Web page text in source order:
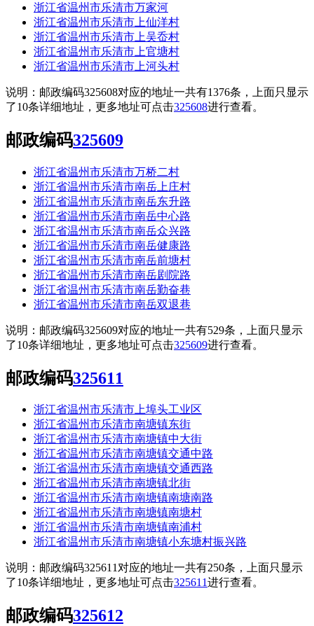
浙江省温州市乐清市万家河
浙江省温州市乐清市上仙洋村
浙江省温州市乐清市上吴岙村
浙江省温州市乐清市上官塘村
浙江省温州市乐清市上河头村
说明：邮政编码325608对应的地址一共有1376条，上面只显示
了10条详细地址，更多地址可点击325608进行查看。
邮政编码325609
浙江省温州市乐清市万桥二村
浙江省温州市乐清市南岳上庄村
浙江省温州市乐清市南岳东升路
浙江省温州市乐清市南岳中心路
浙江省温州市乐清市南岳众兴路
浙江省温州市乐清市南岳健康路
浙江省温州市乐清市南岳前塘村
浙江省温州市乐清市南岳剧院路
浙江省温州市乐清市南岳勤奋巷
浙江省温州市乐清市南岳双退巷
说明：邮政编码325609对应的地址一共有529条，上面只显示
了10条详细地址，更多地址可点击325609进行查看。
邮政编码325611
浙江省温州市乐清市上埠头工业区
浙江省温州市乐清市南塘镇东街
浙江省温州市乐清市南塘镇中大街
浙江省温州市乐清市南塘镇交通中路
浙江省温州市乐清市南塘镇交通西路
浙江省温州市乐清市南塘镇北街
浙江省温州市乐清市南塘镇南塘南路
浙江省温州市乐清市南塘镇南塘村
浙江省温州市乐清市南塘镇南浦村
浙江省温州市乐清市南塘镇小东塘村振兴路
说明：邮政编码325611对应的地址一共有250条，上面只显示
了10条详细地址，更多地址可点击325611进行查看。
邮政编码325612